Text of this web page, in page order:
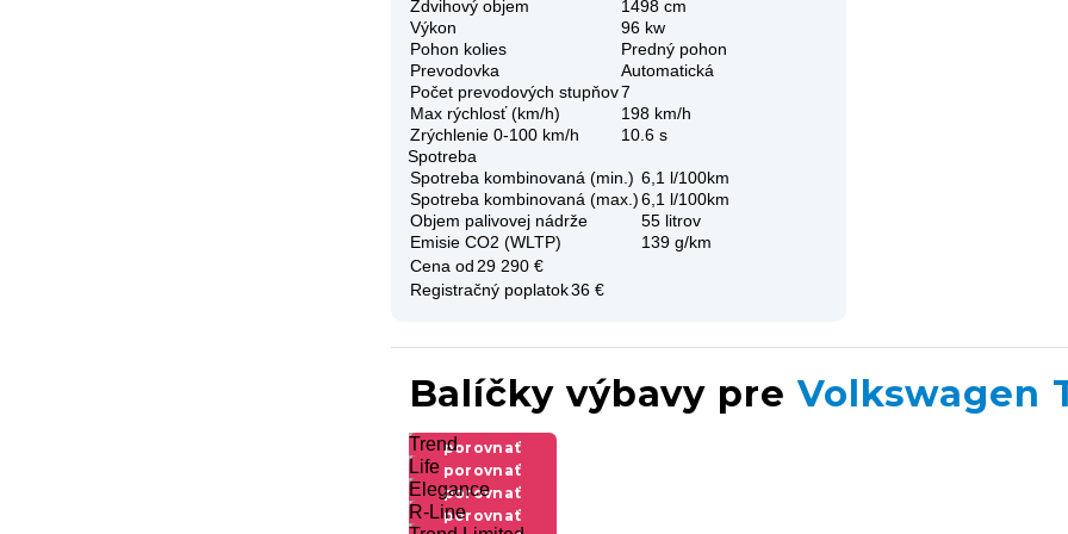
Zdvihový objem
1498 cm
Výkon
96 kw
Pohon kolies
Predný pohon
Prevodovka
Automatická
Počet prevodových stupňov7
Max rýchlosť (km/h)
198 km/h
Zrýchlenie 0-100 km/h
10.6 s
Spotreba
Spotreba kombinovaná (min.) 6,1 l/100km
Spotreba kombinovaná (max.)6,1 l/100km
Objem palivovej nádrže
55 litrov
Emisie CO2 (WLTP)
139 g/km
Cena od 29 290 €
Registračný poplatok36 €
Balíčky výbavy preVolkswagen
porovnať
výbavu
Trend
porovnať
výbavu
Life
porovnať
výbavu
Elegance
porovnať
R-Line